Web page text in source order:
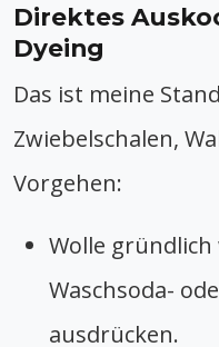
Direktes
Dyeing
Das ist meine
Zwiebelschalen,
Vorgehen:
Wolle
Waschsoda-
ausdrücken.